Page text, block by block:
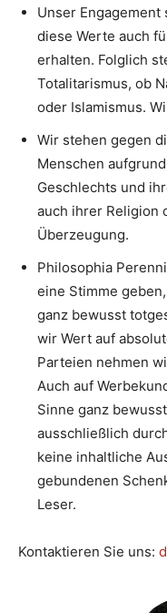
Unser
diese Werte auch
erhalten. Folglich
Totalitarismus, ob
oder Islamismus.
Wir stehen gegen
Menschen
Geschlechts und
auch ihrer Religion
Überzeugung.
Philosophia
eine Stimme
ganz bewusst
wir Wert auf
Parteien nehmen
Auch auf
Sinne ganz
ausschließlich
keine inhaltliche
gebundenen
Leser.
Kontaktieren Sie uns: